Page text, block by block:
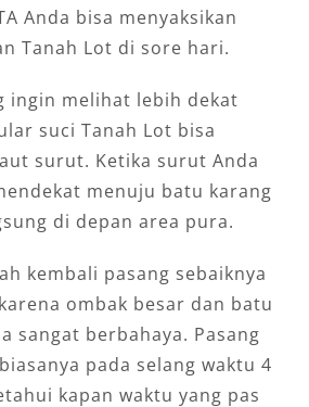
Anda bisa menyaksikan
Tanah Lot di sore hari.
ingin melihat lebih dekat
suci Tanah Lot bisa
surut. Ketika surut Anda
menuju batu karang
di depan area pura.
kembali pasang sebaiknya
ombak besar dan batu
sangat berbahaya. Pasang
pada selang waktu 4
kapan waktu yang pas